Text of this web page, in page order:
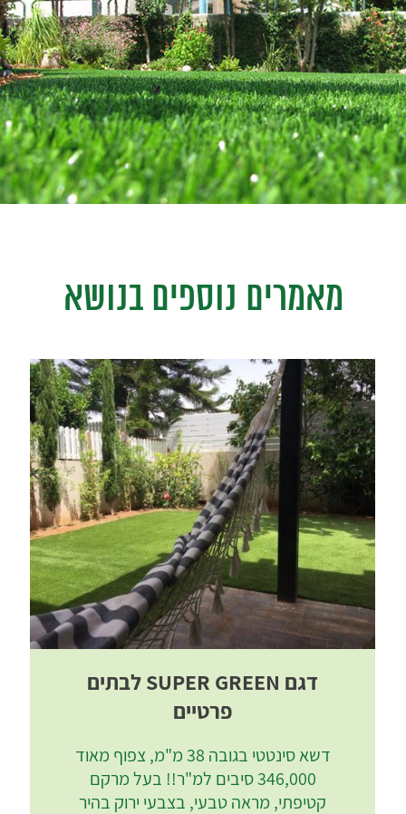
מאמרים נוספים בנושא
דגם SUPER GREEN לבתים
פרטיים
דשא סינטטי בגובה 38 מ"מ, צפוף מאוד
346,000 סיבים למ"ר!! בעל מרקם
קטיפתי, מראה טבעי, בצבעי ירוק בהיר